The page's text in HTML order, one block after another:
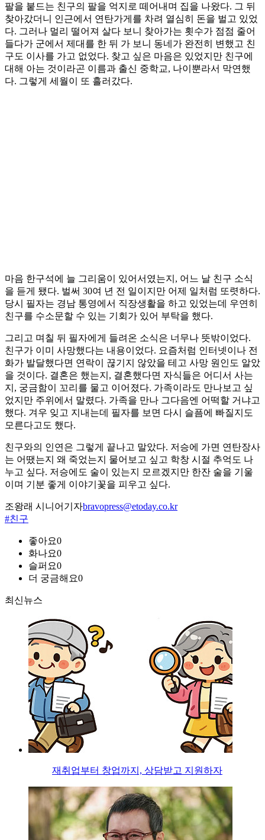
팔을 붙드는 친구의 팔을 억지로 떼어내며 집을 나왔다. 그 뒤
찾아갔더니 인근에서 연탄가게를 차려 열심히 돈을 벌고 있었
다. 그러나 멀리 떨어져 살다 보니 찾아가는 횟수가 점점 줄어
들다가 군에서 제대를 한 뒤 가 보니 동네가 완전히 변했고 친
구도 이사를 가고 없었다. 찾고 싶은 마음은 있었지만 친구에
대해 아는 것이라곤 이름과 출신 중학교, 나이뿐라서 막연했
다. 그렇게 세월이 또 흘러갔다.
마음 한구석에 늘 그리움이 있어서였는지, 어느 날 친구 소식
을 듣게 됐다. 벌써 30여 년 전 일이지만 어제 일처럼 또렷하다.
당시 필자는 경남 통영에서 직장생활을 하고 있었는데 우연히
친구를 수소문할 수 있는 기회가 있어 부탁을 했다.
그리고 며칠 뒤 필자에게 들려온 소식은 너무나 뜻밖이었다.
친구가 이미 사망했다는 내용이었다. 요즘처럼 인터넷이나 전
화가 발달했다면 연락이 끊기지 않았을 테고 사망 원인도 알았
을 것이다. 결혼은 했는지, 결혼했다면 자식들은 어디서 사는
지, 궁금함이 꼬리를 물고 이어졌다. 가족이라도 만나보고 싶
었지만 주위에서 말렸다. 가족을 만나 그다음엔 어떡할 거냐고
했다. 겨우 잊고 지내는데 필자를 보면 다시 슬픔에 빠질지도
모른다고도 했다.
친구와의 인연은 그렇게 끝나고 말았다. 저승에 가면 연탄장사
는 어땠는지 왜 죽었는지 물어보고 싶고 학창 시절 추억도 나
누고 싶다. 저승에도 술이 있는지 모르겠지만 한잔 술을 기울
이며 기분 좋게 이야기꽃을 피우고 싶다.
조왕래 시니어기자bravopress@etoday.co.kr
#친구
좋아요0
화나요0
슬퍼요0
더 궁금해요0
최신뉴스
재취업부터 창업까지, 상담받고 지원하자